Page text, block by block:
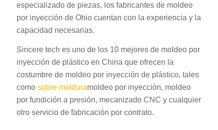
especializado de piezas, los fabricantes de moldeo
por inyección de Ohio cuentan con la experiencia y la
capacidad necesarias.
Sincere tech es uno de los 10 mejores de moldeo por
inyección de plástico en China que ofrecen la
costumbre de moldeo por inyección de plástico, tales
como sobre molduramoldeo por inyección, moldeo
por fundición a presión, mecanizado CNC y cualquier
otro servicio de fabricación por contrato.